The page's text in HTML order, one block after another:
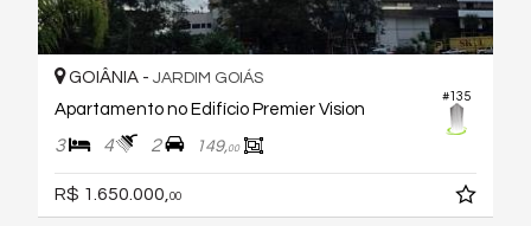
#135
GOIÂNIA - JARDIM GOIÁS
Apartamento no Edifício Premier Vision
3 4 2 149,00
R$ 1.650.000, 00